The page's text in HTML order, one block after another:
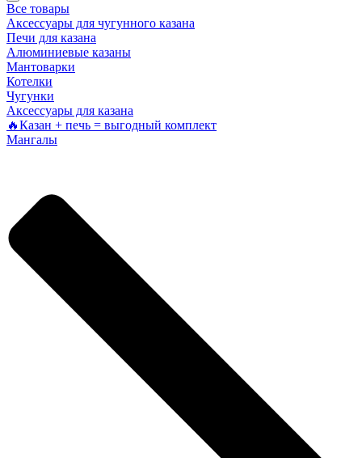
Все товары
Аксессуары для чугунного казана
Печи для казана
Алюминиевые казаны
Мантоварки
Котелки
Чугунки
Аксессуары для казана
🔥Казан + печь = выгодный комплект
Мангалы